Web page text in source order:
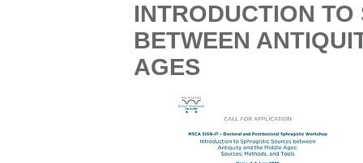
INTRODUCTION
BETWEEN
AGES